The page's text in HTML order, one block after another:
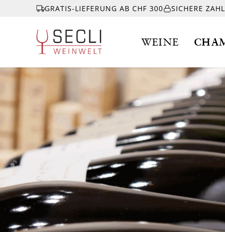
GRATIS-LIEFERUNG AB CHF 300 SICHERE
WEINE
WEINE
CHAMPAGNER
& MEHR
EVENTS
ÜBER UNS